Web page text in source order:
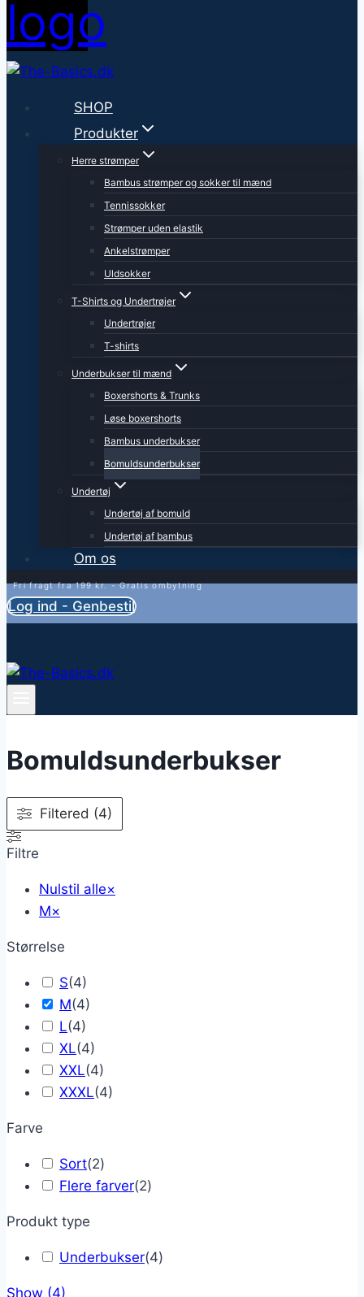
SHOP
Produkter
Herre strømper
Bambus strømper og sokker til mænd
Tennissokker
Strømper uden elastik
Ankelstrømper
Uldsokker
T-Shirts og Undertrøjer
Undertrøjer
T-shirts
Underbukser til mænd
Boxershorts & Trunks
Løse boxershorts
Bambus underbukser
Bomuldsunderbukser
Undertøj
Undertøj af bomuld
Undertøj af bambus
Om os
Fri fragt fra 199 kr. - Gratis ombytning
Log ind - Genbestil
Bomuldsunderbukser
Filtered (4)
Filtre
Nulstil alle×
M×
Størrelse
S(4)
M(4)
L(4)
XL(4)
XXL(4)
XXXL(4)
Farve
Sort(2)
Flere farver(2)
Produkt type
Underbukser(4)
Show (4)